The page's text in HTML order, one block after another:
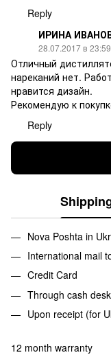
Reply
ИРИНА
28.07.2017 в 23:59
Отличный
нареканий нет.
нравится дизайн.
Рекомендую к
Reply
Nova Poshta in
International mail
Credit Card
Through cash
Upon receipt (for
12 month warranty